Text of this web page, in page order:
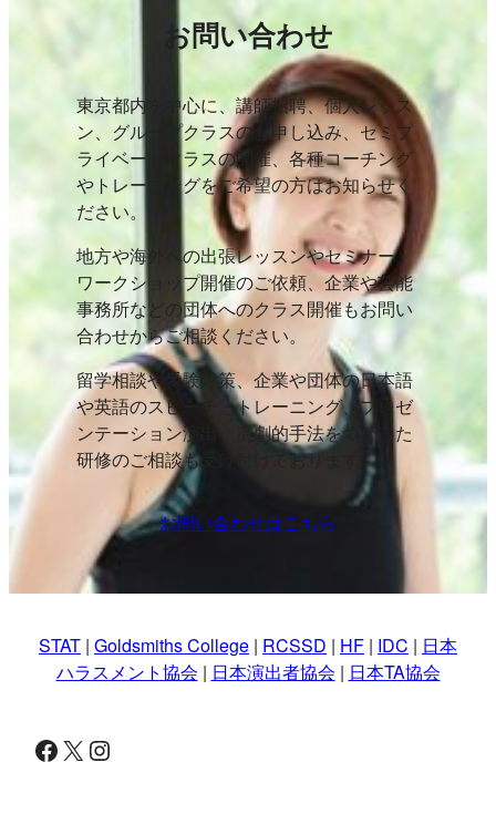
お問い合わせ
東京都内を中心に、講師招聘、個人レッス
ン、グループクラスのお申し込み、セミプ
ライベートクラスの開催、各種コーチング
やトレーニングをご希望の方はお知らせく
ださい。
地方や海外への出張レッスンやセミナー、
ワークショップ開催のご依頼、企業や芸能
事務所などの団体へのクラス開催もお問い
合わせからご相談ください。
留学相談や受験対策、企業や団体の日本語
や英語のスピーチ・トレーニング、プレゼ
ンテーション演出、演劇的手法をつかった
研修のご相談も受け付けております。
お問い合わせはこちら
STAT | Goldsmiths College | RCSSD | HF | IDC | 日本
ハラスメント協会 | 日本演出者協会 | 日本TA協会
Facebook X Instagram